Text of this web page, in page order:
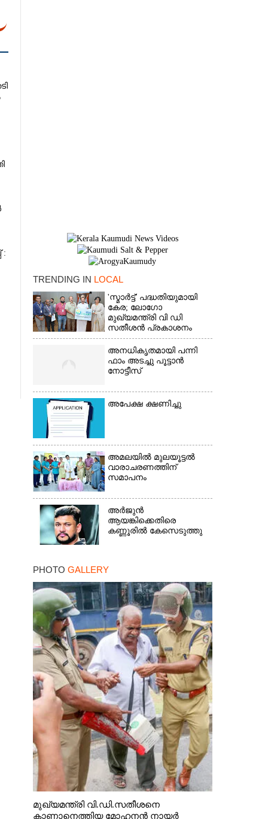
:
TRENDING IN LOCAL
'സ്മാർട്ട്' പദ്ധതിയുമായി
കേര; ലോഗോ
മുഖ്യമന്ത്രി വി ഡി
സതീശൻ പ്രകാശനം
ചെയ്തു
അനധികൃതമായി പന്നി
ഫാം അടച്ചു പൂട്ടാൻ
നോട്ടീസ്
അപേക്ഷ ക്ഷണിച്ചു
അമലയിൽ മുലയൂട്ടൽ
വാരാചരണത്തിന്
സമാപനം
അർജുൻ
ആയങ്കിക്കെതിരെ
കണ്ണൂരിൽ കേസെടുത്തു
PHOTO GALLERY
മുഖ്യമന്ത്രി വി.ഡി.സതീശനെ
കാണാനെത്തിയ മോഹനൻ നായർ
×